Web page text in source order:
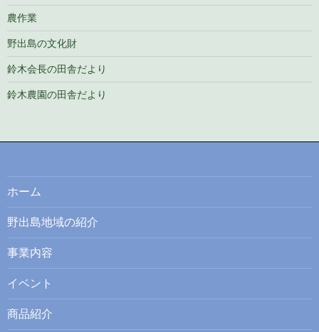
農作業
野出島の文化財
鈴木会長の田舎だより
鈴木農園の田舎だより
ホーム
野出島地域の紹介
事業内容
イベント
商品紹介